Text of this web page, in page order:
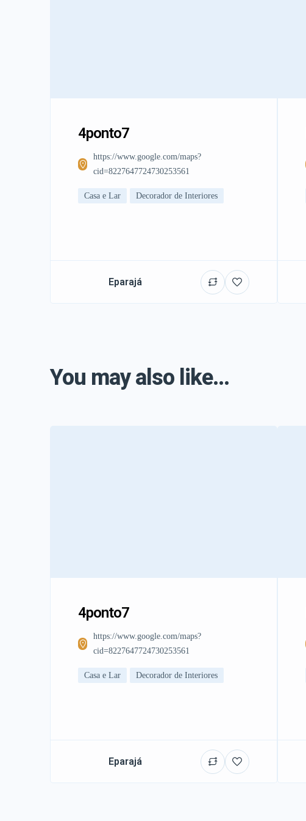
4ponto7
https://www.google.com/maps?
cid=8227647724730253561
Casa e Lar Decorador de Interiores
Eparajá
You may also like...
4ponto7
https://www.google.com/maps?
cid=8227647724730253561
Casa e Lar Decorador de Interiores
Eparajá